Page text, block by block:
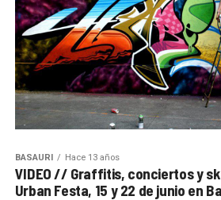
BASAURI Hace 13 años
VIDEO // Graffitis, conciertos y
Urban Festa, 15 y 22 de junio en